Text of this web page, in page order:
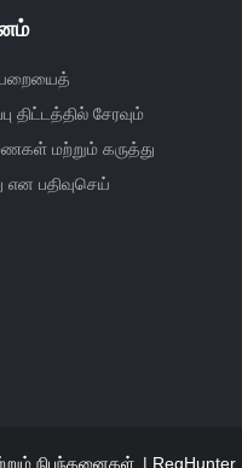
திட்டத்தில் சேரவும்
மற்றும் கருத்து
என பதிவுசெய்
நிபந்தனைகள் RegHunter